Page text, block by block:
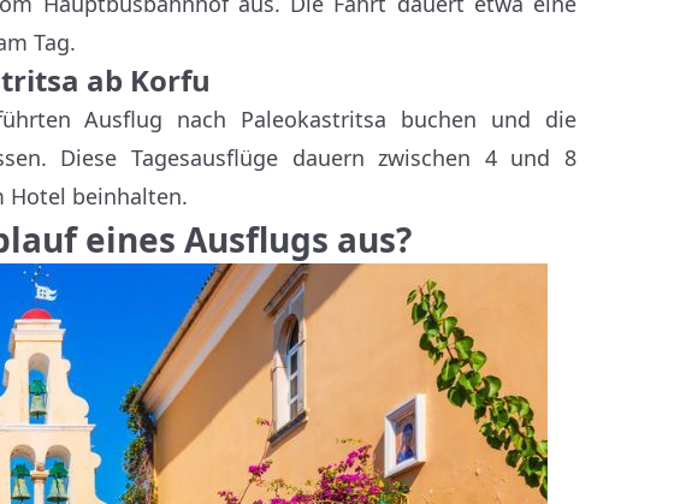
Tag.
ab Korfu
Ausflug nach Paleokastritsa buchen und die
Diese Tagesausflüge dauern zwischen 4 und 8
Hotel beinhalten.
eines Ausflugs aus?